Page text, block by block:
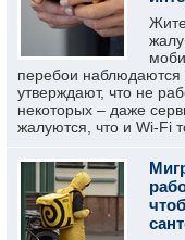
перебои наблюдаются
утверждают, что не
некоторых – даже
жалуются, что и Wi-Fi